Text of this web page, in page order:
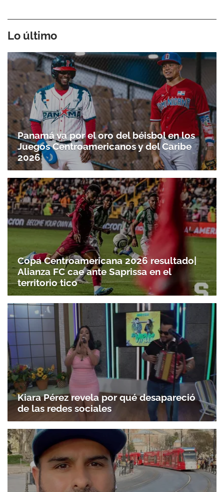
Lo último
Panamá va por el oro del béisbol en los
Juegos Centroamericanos y del Caribe
2026
Copa Centroamericana 2026 resultado|
Alianza FC cae ante Saprissa en el
territorio tico
Kiara Pérez revela por qué desapareció
de las redes sociales